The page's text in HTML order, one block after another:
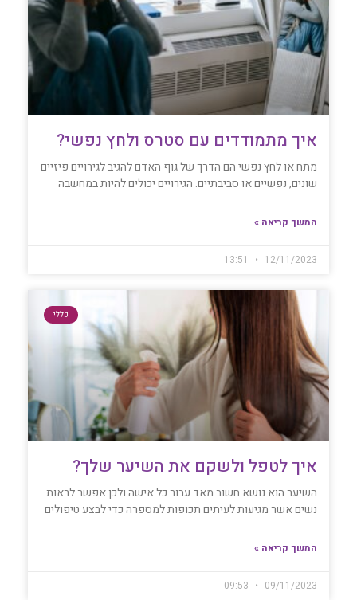
איך מתמודדים עם סטרס ולחץ נפשי?
מתח או לחץ נפשי הם הדרך של גוף האדם להגיב לגירויים פיזיים
שונים, נפשיים או סביבתיים. הגירויים יכולים להיות במחשבה
המשך קריאה »
12/11/2023
כללי
איך לטפל ולשקם את השיער שלך?
השיער הוא נושא חשוב מאד עבור כל אישה ולכן אפשר לראות
נשים אשר מגיעות לעיתים תכופות למספרה כדי לבצע טיפולים
המשך קריאה »
09/11/2023